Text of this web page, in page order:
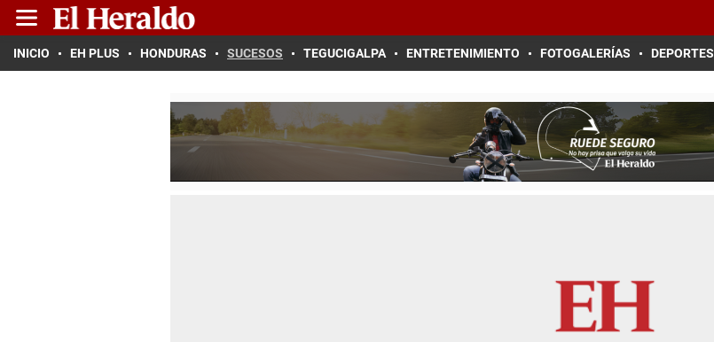
INICIO EH PLUS HONDURAS SUCESOS TEGUCIGALPA ENTRETENIMIENTO FOTOGALERÍAS DEPORTES